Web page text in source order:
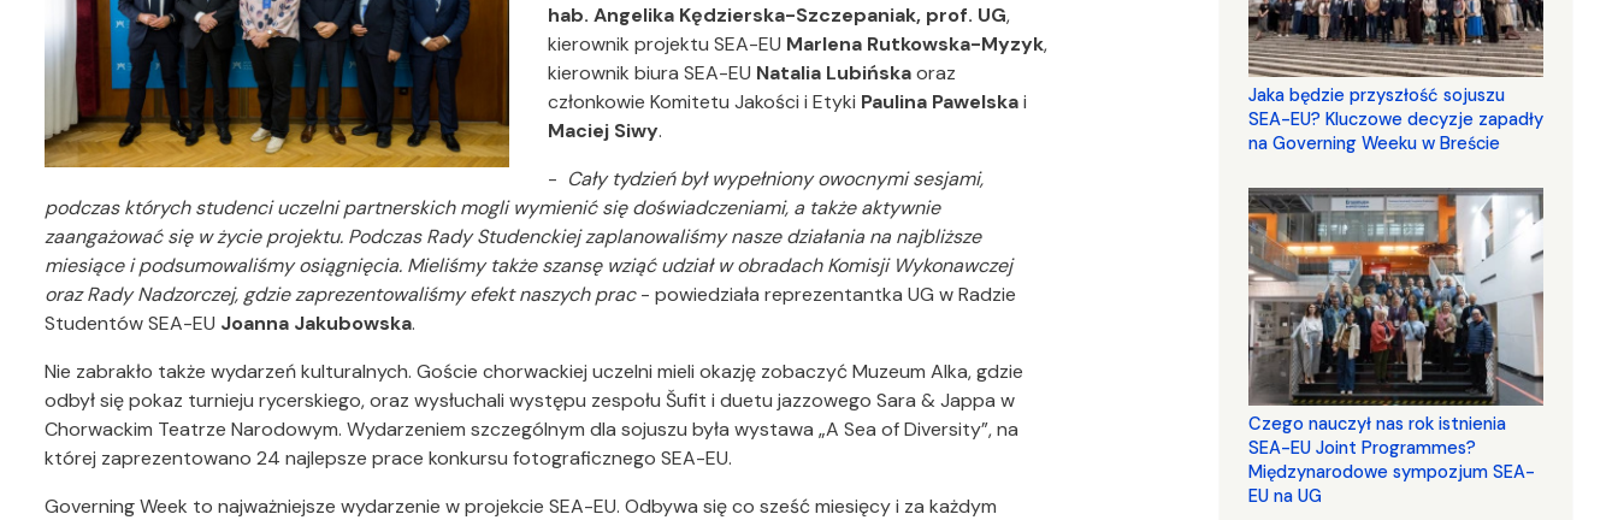
hab. Angelika Kędzierska-Szczepaniak, prof. UG,
kierownik projektu SEA-EU Marlena Rutkowska-Myzyk,
kierownik biura SEA-EU Natalia Lubińskaoraz
członkowie Komitetu Jakości i Etyki Paulina Pawelskai
Maciej Siwy.
- Cały tydzień był wypełniony owocnymi sesjami,
podczas których studenci uczelni partnerskich mogli wymienić się doświadczeniami, a także aktywnie
zaangażować się w życie projektu. Podczas Rady Studenckiej zaplanowaliśmy nasze działania na najbliższe
miesiące i podsumowaliśmy osiągnięcia. Mieliśmy także szansę wziąć udział w obradach Komisji Wykonawczej
oraz Rady Nadzorczej, gdzie zaprezentowaliśmy efekt naszych prac- powiedziała reprezentantka UG w Radzie
Studentów SEA-EU Joanna Jakubowska.
Nie zabrakło także wydarzeń kulturalnych. Goście chorwackiej uczelni mieli okazję zobaczyć Muzeum Alka, gdzie
odbył się pokaz turnieju rycerskiego, oraz wysłuchali występu zespołu Šufit i duetu jazzowego Sara & Jappa w
Chorwackim Teatrze Narodowym. Wydarzeniem szczególnym dla sojuszu była wystawa „A Sea of Diversity”, na
której zaprezentowano 24 najlepsze prace konkursu fotograficznego SEA-EU.
Governing Week to najważniejsze wydarzenie w projekcie SEA-EU. Odbywa się co sześć miesięcy i za każdym
Jaka będzie przyszłość sojuszu
SEA-EU? Kluczowe decyzje zapadły
na Governing Weeku w Breście
Czego nauczył nas rok istnienia
SEA-EU Joint Programmes?
Międzynarodowe sympozjum SEA-
EU na UG